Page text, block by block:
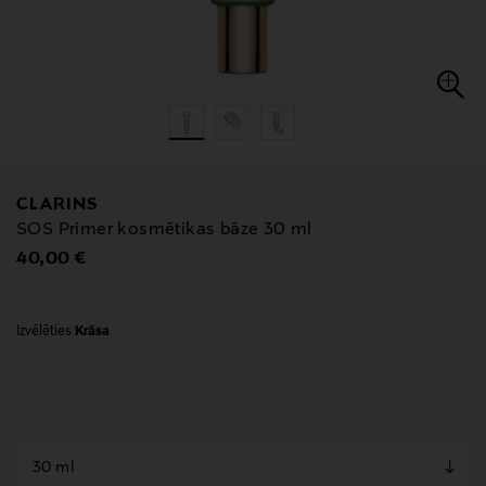
CLARINS
SOS Primer kosmētikas bāze 30 ml
Original Price
40,00 €
Izvēlēties Krāsa